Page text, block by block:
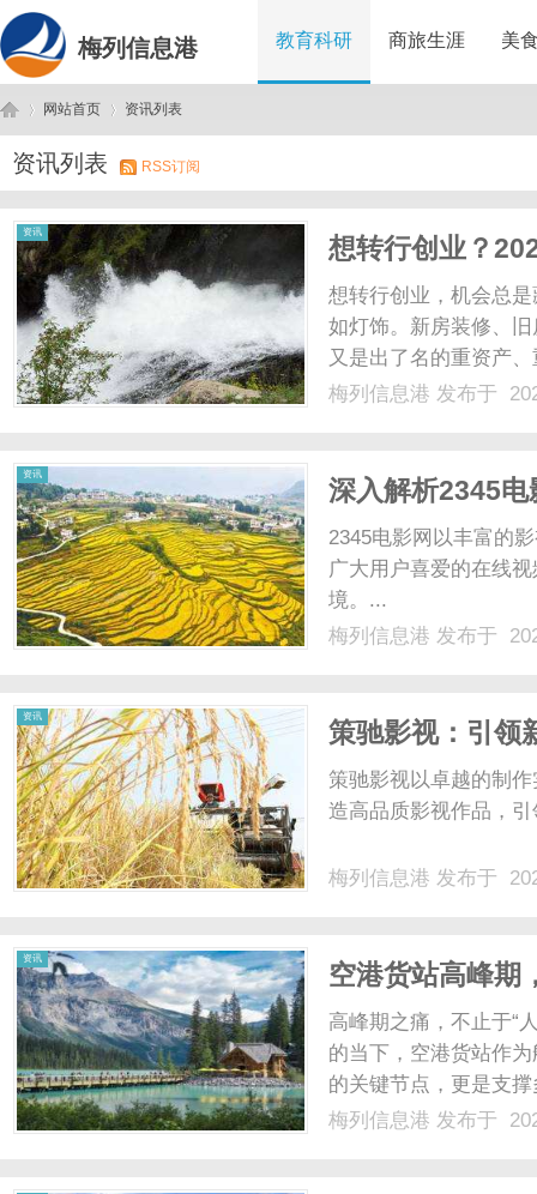
梅列信息港 教育科研 商旅生涯 美
梅 ›
网站首页
›
资讯列表
资讯列表 RSS订阅
资讯
想转行创业？
略
想转行创业，机会总
如灯饰。新房装修、
又是出了名的重资产
的库存和搞不完的售
梅列信息港 发布于
资讯
深入解析2345
完美结合
2345电影网以丰富的
广大用户喜爱的在线
境。...
梅列信息港 发布于
资讯
策驰影视：引领
策驰影视以卓越的制
造高品质影视作品，
梅列信息港 发布于
资讯
空港货站高峰期
高峰期之痛，不止于“
的当下，空港货站作
的关键节点，更是支
道”。它不仅承担着航
梅列信息港 发布于